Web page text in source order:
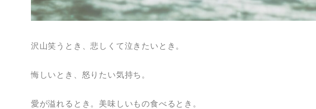
沢山笑うとき、悲しくて泣きたいとき。
悔しいとき、怒りたい気持ち。
愛が溢れるとき。美味しいもの食べるとき。